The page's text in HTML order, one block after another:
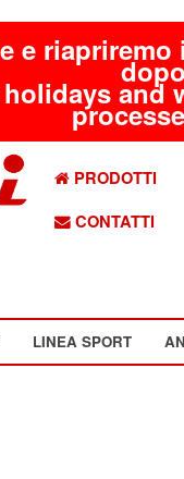
e
PRODOTTI
CONTATTI
LINEA SPORT